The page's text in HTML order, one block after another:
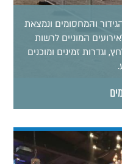
והמחסומים ונמצאת
המוניים לרשות
וגדרות זמינים ומוכנים